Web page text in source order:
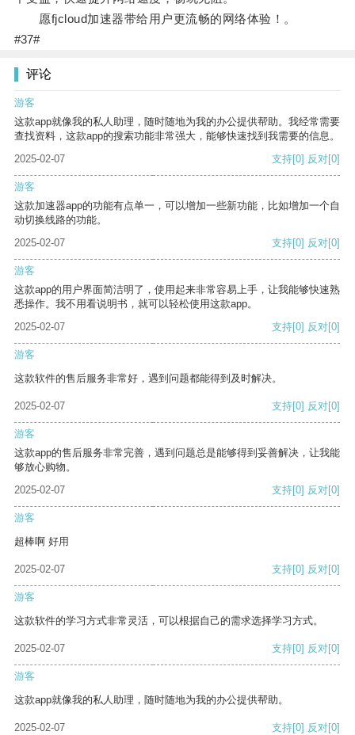
愿fjcloud加速器带给用户更流畅的网络体验！。
#37#
评论
游客
这款app就像我的私人助理，随时随地为我的办公提供帮助。我经常需要
查找资料，这款app的搜索功能非常强大，能够快速找到我需要的信息。
2025-02-07
支持[0] 反对[0]
游客
这款加速器app的功能有点单一，可以增加一些新功能，比如增加一个自
动切换线路的功能。
2025-02-07
支持[0] 反对[0]
游客
这款app的用户界面简洁明了，使用起来非常容易上手，让我能够快速熟
悉操作。我不用看说明书，就可以轻松使用这款app。
2025-02-07
支持[0] 反对[0]
游客
这款软件的售后服务非常好，遇到问题都能得到及时解决。
2025-02-07 支持[0] 反对[0]
游客
这款app的售后服务非常完善，遇到问题总是能够得到妥善解决，让我能
够放心购物。
2025-02-07
支持[0] 反对[0]
游客
超棒啊 好用
2025-02-07 支持[0] 反对[0]
游客
这款软件的学习方式非常灵活，可以根据自己的需求选择学习方式。
2025-02-07 支持[0] 反对[0]
游客
这款app就像我的私人助理，随时随地为我的办公提供帮助。
2025-02-07 支持[0] 反对[0]